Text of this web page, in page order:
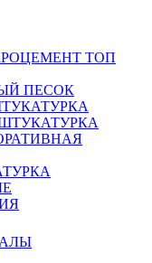
ТОП
ПЕСОК